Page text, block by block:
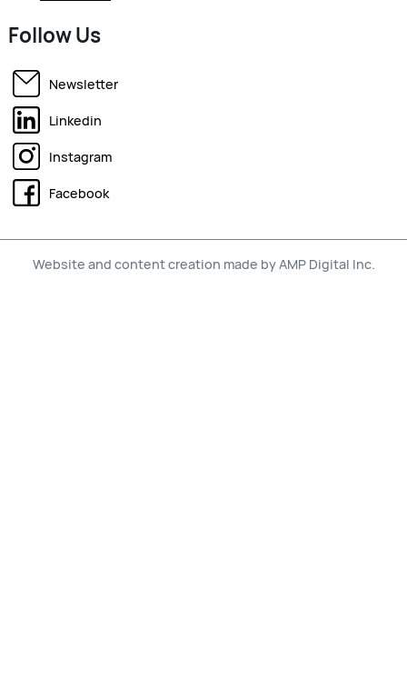
Follow Us
Newsletter
Linkedin
Instagram
Facebook
Website and content creation made by AMP Digital Inc.